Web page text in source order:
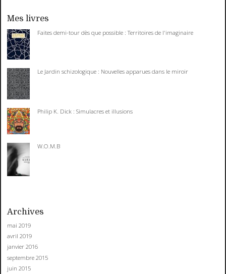
Mes livres
Faites demi-tour dès que possible : Territoires de l'imaginaire
Le Jardin schizologique : Nouvelles apparues dans le miroir
Philip K. Dick : Simulacres et illusions
W.O.M.B
Archives
mai 2019
avril 2019
janvier 2016
septembre 2015
juin 2015